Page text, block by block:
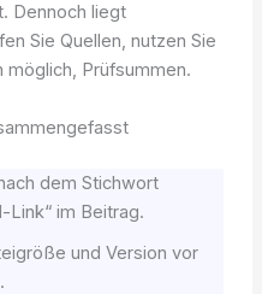
Dennoch liegt
Sie Quellen, nutzen Sie
Prüfsummen.
dem Stichwort
Link“ im Beitrag.
und Version vor